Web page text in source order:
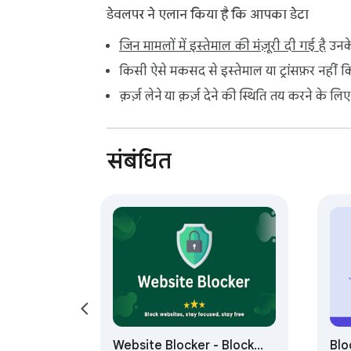
Pornblock feature is password-protected,
One of the key features of StopSurf
schedule. With Pornblock, you can
free environment.
and entertainment sites during your study
sites during work hours. This will help
StopSurf Pornblock also supports a
bedtime, ensuring better sleep quality.
Additionally, StopSurf Pornblock
sites during breaks, ensuring you can
डेवलपर ने एलान किया है कि आपका डेटा
जिन मामलों में इस्तेमाल की मंज़ूरी दी गई हैउनके
किसी ऐसे मकसद से इस्तेमाल या ट्रांसफ़र
क़र्ज़ लेने या क़र्ज़ देने की स्थिति तय करने के लिए
संबंधित
Website Blocker - Block